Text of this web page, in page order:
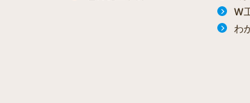
W
わ